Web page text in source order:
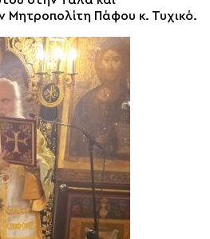
Μητροπολίτη Πάφου κ. Τυχικό.